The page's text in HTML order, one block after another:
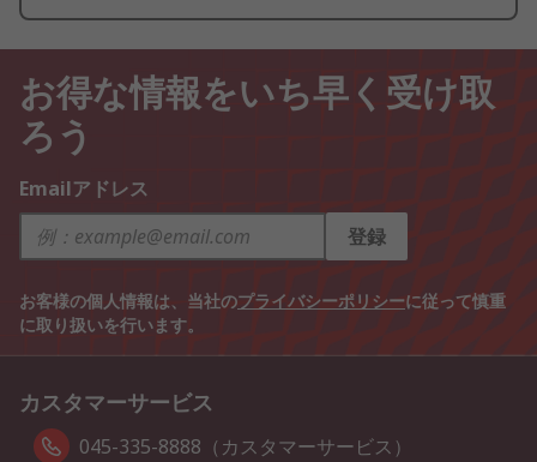
お得な情報をいち早く受け取
ろう
Emailアドレス
登録
お客様の個人情報は、当社のプライバシーポリシーに従って慎重
に取り扱いを行います。
カスタマーサービス
045-335-8888（カスタマーサービス）